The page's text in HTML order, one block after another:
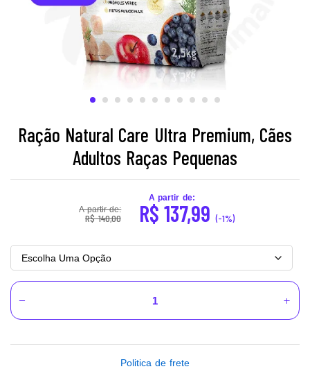
Ração Natural Care Ultra Premium, Cães
Adultos Raças Pequenas
A partir de:
R$140,00
A partir de:
R$ 137,99 (-1%)
Politica de frete